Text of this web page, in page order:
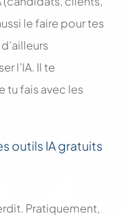
le faire pour tes
l’IA. Il te
tu fais avec les
outils IA gratuits
Pratiquement,